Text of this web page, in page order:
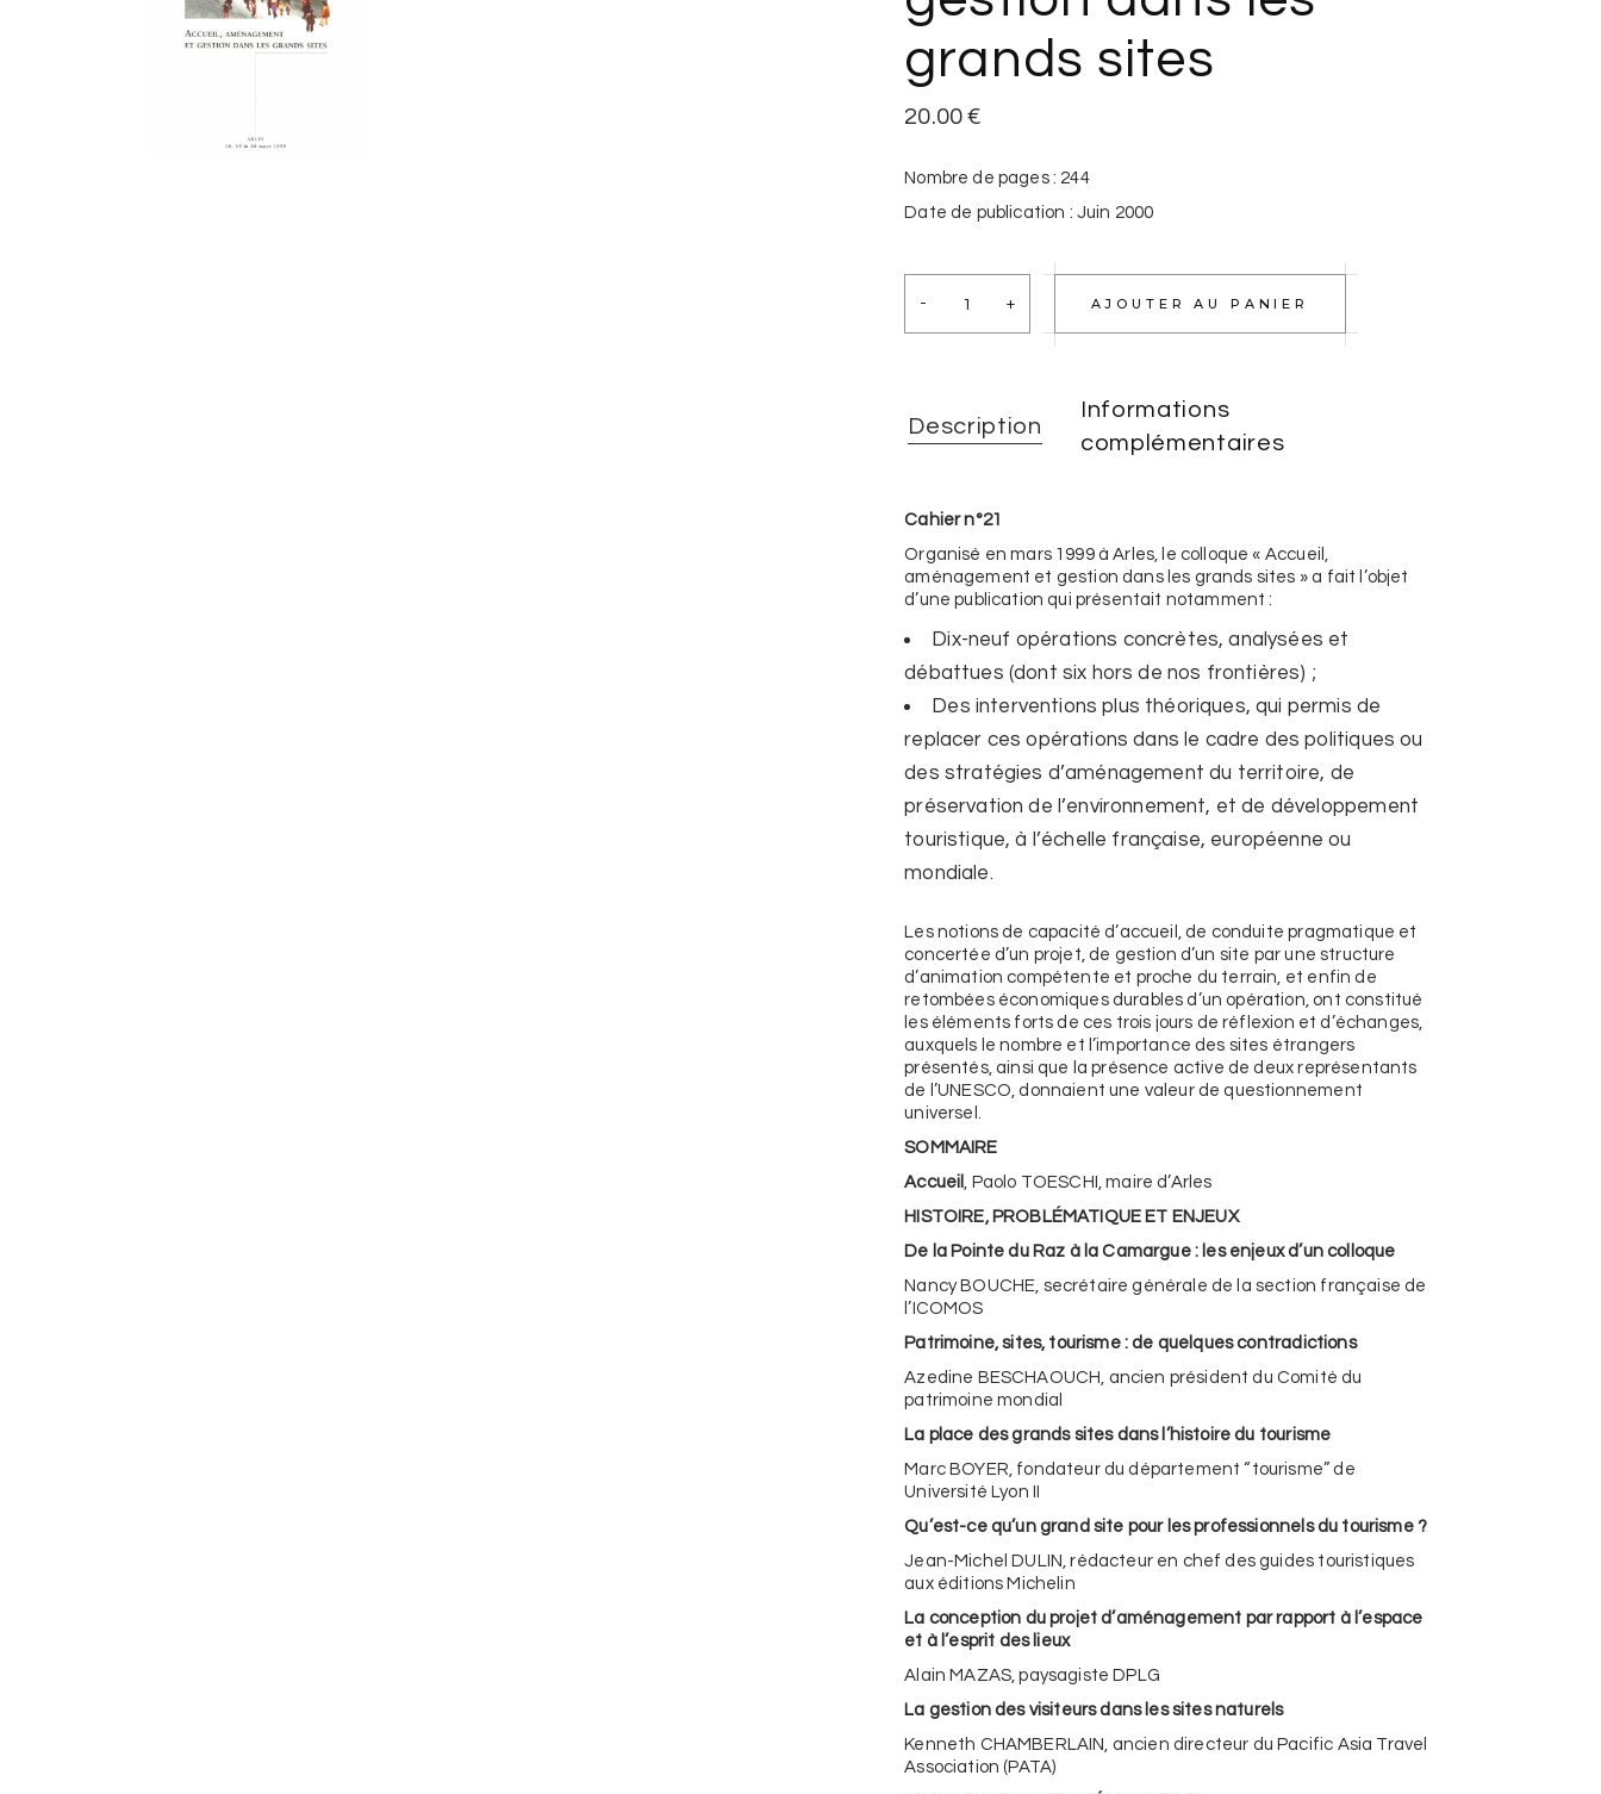
grands sites
20.00€
Nombre de pages : 244
Date de publication : Juin 2000
AJOUTER AU PANIER
Description
Informations
complémentaires
Cahier n°21
Organisé en mars 1999 à Arles, le colloque « Accueil,
aménagement et gestion dans les grands sites » a fait l’objet
d’une publication qui présentait notamment :
Dix-neuf opérations concrètes, analysées et
débattues (dont six hors de nos frontières) ;
Des interventions plus théoriques, qui permis de
replacer ces opérations dans le cadre des politiques ou
des stratégies d’aménagement du territoire, de
préservation de l’environnement, et de développement
touristique, à l’échelle française, européenne ou
mondiale.
Les notions de capacité d’accueil, de conduite pragmatique et
concertée d’un projet, de gestion d’un site par une structure
d’animation compétente et proche du terrain, et enfin de
retombées économiques durables d’un opération, ont constitué
les éléments forts de ces trois jours de réflexion et d’échanges,
auxquels le nombre et l’importance des sites étrangers
présentés, ainsi que la présence active de deux représentants
de l’UNESCO, donnaient une valeur de questionnement
universel.
SOMMAIRE
Accueil
, Paolo TOESCHI, maire d’Arles
HISTOIRE, PROBLÉMATIQUE ET ENJEUX
De la Pointe du Raz à la Camargue : les enjeux d’un colloque
Nancy BOUCHE, secrétaire générale de la section française de
l’ICOMOS
Patrimoine, sites, tourisme : de quelques contradictions
Azedine BESCHAOUCH, ancien président du Comité du
patrimoine mondial
La place des grands sites dans l’histoire du tourisme
Marc BOYER, fondateur du département “tourisme” de
Université Lyon II
Qu’est-ce qu’un grand site pour les professionnels du tourisme ?
Jean-Michel DULIN, rédacteur en chef des guides touristiques
aux éditions Michelin
La conception du projet d’aménagement par rapport à l’espace
et à l’esprit des lieux
Alain MAZAS, paysagiste DPLG
La gestion des visiteurs dans les sites naturels
Kenneth CHAMBERLAIN, ancien directeur du Pacific Asia Travel
Association (PATA)